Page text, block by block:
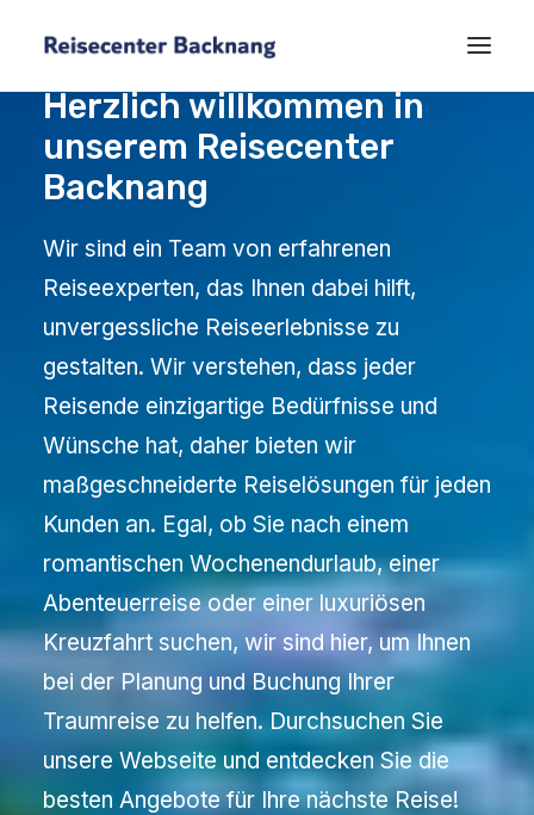
Herzlich willkommen in
unserem Reisecenter
Backnang
Wir sind ein Team von erfahrenen
Reiseexperten, das Ihnen dabei hilft,
unvergessliche Reiseerlebnisse zu
gestalten. Wir verstehen, dass jeder
Reisende einzigartige Bedürfnisse und
Wünsche hat, daher bieten wir
maßgeschneiderte Reiselösungen für jeden
Kunden an. Egal, ob Sie nach einem
romantischen Wochenendurlaub, einer
Abenteuerreise oder einer luxuriösen
Kreuzfahrt suchen, wir sind hier, um Ihnen
bei der Planung und Buchung Ihrer
Traumreise zu helfen. Durchsuchen Sie
unsere Webseite und entdecken Sie die
besten Angebote für Ihre nächste Reise!